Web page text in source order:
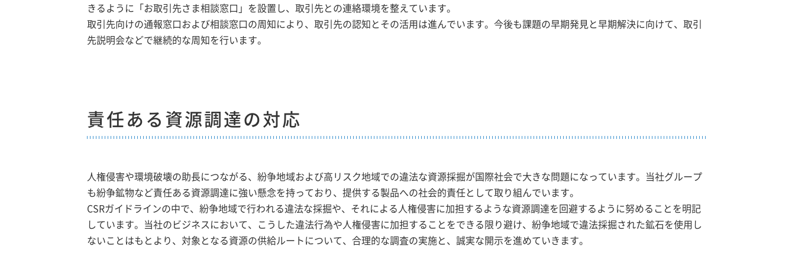
きるように「お取引先さま相談窓口」を設置し、取引先との連絡環境を整えています。
取引先向けの通報窓口および相談窓口の周知により、取引先の認知とその活用は進んでいます。今後も課題の早期発見と早期解決に向けて、取引
先説明会などで継続的な周知を行います。
責任ある資源調達の対応
人権侵害や環境破壊の助長につながる、紛争地域および高リスク地域での違法な資源採掘が国際社会で大きな問題になっています。当社グループ
も紛争鉱物など責任ある資源調達に強い懸念を持っており、提供する製品への社会的責任として取り組んでいます。
CSRガイドラインの中で、紛争地域で行われる違法な採掘や、それによる人権侵害に加担するような資源調達を回避するように努めることを明記
しています。当社のビジネスにおいて、こうした違法行為や人権侵害に加担することをできる限り避け、紛争地域で違法採掘された鉱石を使用し
ないことはもとより、対象となる資源の供給ルートについて、合理的な調査の実施と、誠実な開示を進めていきます。